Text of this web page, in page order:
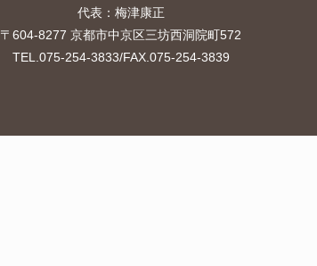
代表：梅津康正
〒604-8277 京都市中京区三坊西洞院町572
TEL.075-254-3833/FAX.075-254-3839